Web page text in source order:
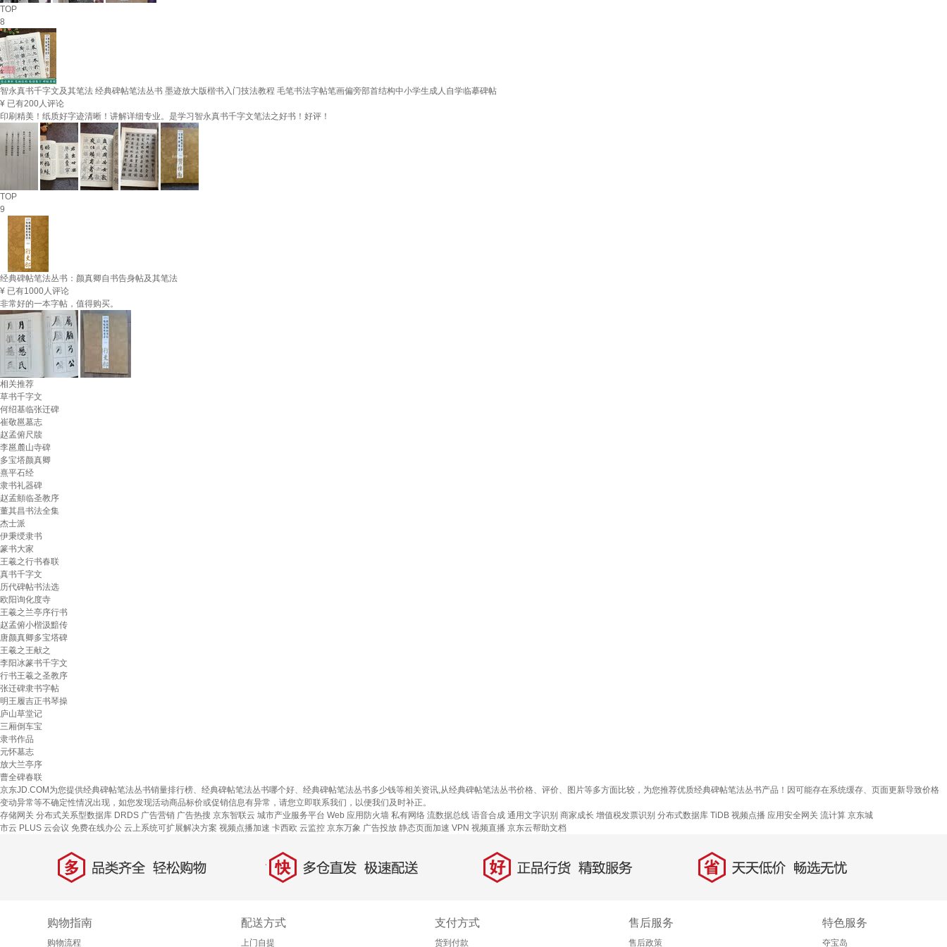
TOP
8
智永真书千字文及其笔法 经典碑帖笔法丛书 墨迹放大版楷书入门技法教程 毛笔书法字帖笔画偏旁部首结构中小学生成人自学临摹碑帖
¥ 已有200人评论
印刷精美！纸质好字迹清晰！讲解详细专业。是学习智永真书千字文笔法之好书！好评！
TOP
9
经典碑帖笔法丛书：颜真卿自书告身帖及其笔法
¥ 已有1000人评论
非常好的一本字帖，值得购买。
相关推荐
草书千字文
何绍基临张迁碑
崔敬邕墓志
赵孟俯尺牍
李邕麓山寺碑
多宝塔颜真卿
熹平石经
隶书礼器碑
赵孟頫临圣教序
董其昌书法全集
杰士派
伊秉绶隶书
篆书大家
王羲之行书春联
真书千字文
历代碑帖书法选
欧阳询化度寺
王羲之兰亭序行书
赵孟俯小楷汲黯传
唐颜真卿多宝塔碑
王羲之王献之
李阳冰篆书千字文
行书王羲之圣教序
张迁碑隶书字帖
明王履吉正书琴操
庐山草堂记
三厢倒车宝
隶书作品
元怀墓志
放大兰亭序
曹全碑春联
京东JD.COM为您提供经典碑帖笔法丛书销量排行榜、经典碑帖笔法丛书哪个好、经典碑帖笔法丛书多少钱等相关资讯,从经典碑帖笔法丛书价格、评价、图片等多方面比较，为您推荐优质经典碑帖笔法丛书产品！因可能存在系统缓存、页面更新导致价格
变动异常等不确定性情况出现，如您发现活动商品标价或促销信息有异常，请您立即联系我们，以便我们及时补正。
存储网关 分布式关系型数据库 DRDS 广告营销 广告热搜 京东智联云 城市产业服务平台 Web 应用防火墙 私有网络 流数据总线 语音合成 通用文字识别 商家成长 增值税发票识别 分布式数据库 TiDB 视频点播 应用安全网关 流计算 京东城
市云 PLUS 云会议 免费在线办公 云上系统可扩展解决方案 视频点播加速 卡西欧 云监控 京东万象 广告投放 静态页面加速 VPN 视频直播 京东云帮助文档
多 品类齐全，轻松购物 快 多仓直发，极速配送 好 正品行货，精致服务 省 天天低价，畅选无忧
购物指南
购物流程
配送方式
上门自提
支付方式
货到付款
售后服务
售后政策
特色服务
夺宝岛